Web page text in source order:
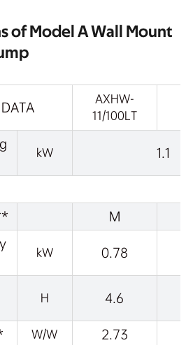
of Model A Wall Mount
AXHW-
11/100LT
kW 1.1
M
kW 0.78
H 4.6
W/W
2.73